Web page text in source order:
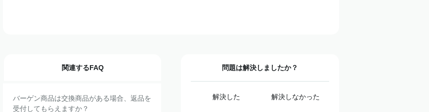
関連するFAQ
バーゲン商品は交換商品がある場合、返品を
受付してもらえますか？
問題は解決しましたか？
解決した 解決しなかった